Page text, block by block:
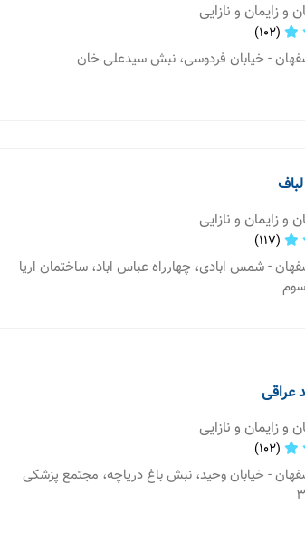
زایمان و نازایی
(102)
زایمان و نازایی
(117)
اصفهان - شمس ابادی، چهارراه عباس اباد، ساختمان اریا
عراقی
زایمان و نازایی
(102)
اصفهان - خیابان وحید، نبش باغ دریاچه، مجتمع پزشکی